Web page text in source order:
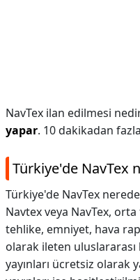
NavTex ilan edilmesi
yapar. 10 dakikadan
Türkiye'de NavTex
Türkiye'de NavTex
Navtex veya NavTex,
tehlike, emniyet, hava
olarak ileten uluslararası
yayınları ücretsiz olarak